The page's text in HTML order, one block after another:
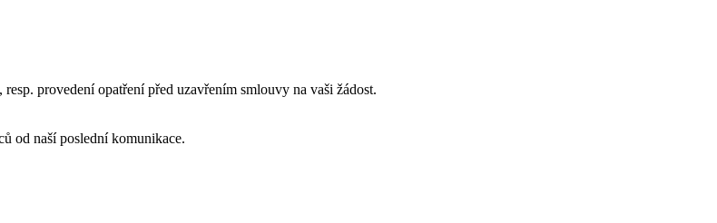
provedení opatření před uzavřením smlouvy na vaši žádost.
od naší poslední komunikace.